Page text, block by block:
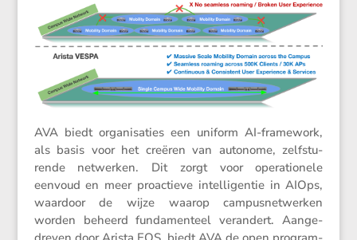
AVA biedt organi­sa­ties een uniform AI-frame­work,
als basis voor het creëren van autonome, zelfstu­
rende netwerken. Dit zorgt voor opera­ti­o­nele
eenvoud en meer proac­tieve intel­li­gentie in AIOps,
waardoor de wijze waarop campus­net­werken
worden beheerd funda­men­teel veran­dert. Aange­